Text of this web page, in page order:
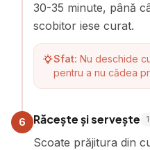
30-35 minute, până
scobitor iese curat.
Sfat: Nu deschide
pentru a nu cădea
6 Răcește și servește
Scoate prăjitura din